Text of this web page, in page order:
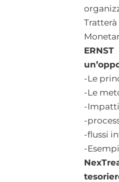
ERNST
-Le
-Le
-Impatti
-
-flussi
-